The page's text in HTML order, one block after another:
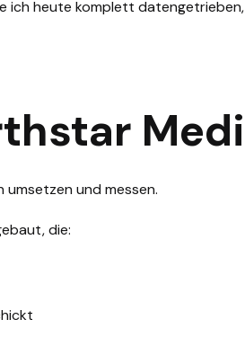
ich heute komplett
und messen.
die: